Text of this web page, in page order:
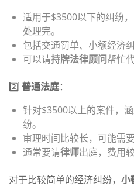
适用于$3500以下的纠纷
处理完。
包括交通罚单、小额经济
可以请持牌法律顾问帮忙
2️⃣ 普通法庭：
针对$3500以上的案件，
纷。
审理时间比较长，可能需
通常要请律师出庭，费用
对于比较简单的经济纠纷， 小